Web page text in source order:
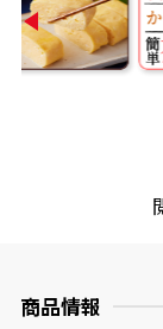
おすすめサイト
新鮮一番
商品情報